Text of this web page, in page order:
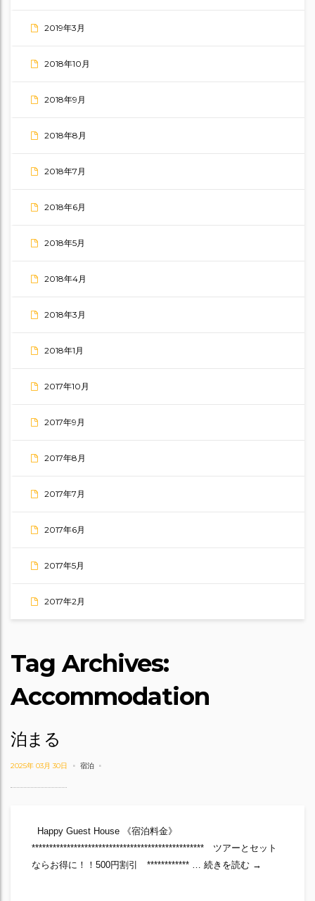
2019年3月
2018年10月
2018年9月
2018年8月
2018年7月
2018年6月
2018年5月
2018年4月
2018年3月
2018年1月
2017年10月
2017年9月
2017年8月
2017年7月
2017年6月
2017年5月
2017年2月
Tag Archives:
Accommodation
泊まる
2025年 03月 30日 宿泊
Happy Guest House 《宿泊料金》
************************************************* ツアーとセット
ならお得に！！500円割引 ************ … 続きを読む 泊まる
→